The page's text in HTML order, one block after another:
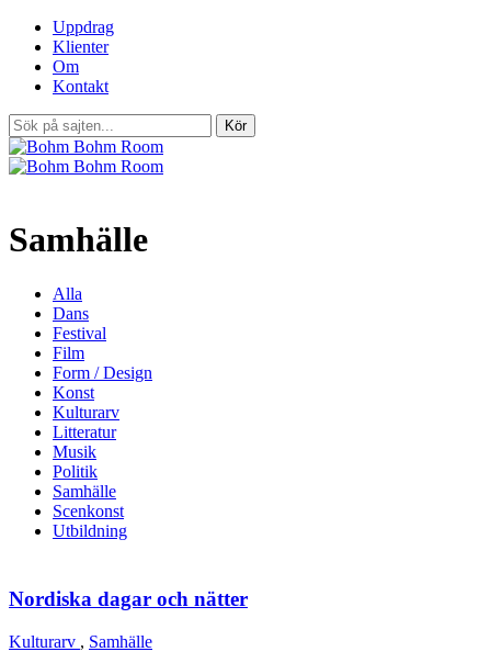
Uppdrag
Klienter
Om
Kontakt
Samhälle
Alla
Dans
Festival
Film
Form / Design
Konst
Kulturarv
Litteratur
Musik
Politik
Samhälle
Scenkonst
Utbildning
Nordiska dagar och nätter
Kulturarv , Samhälle